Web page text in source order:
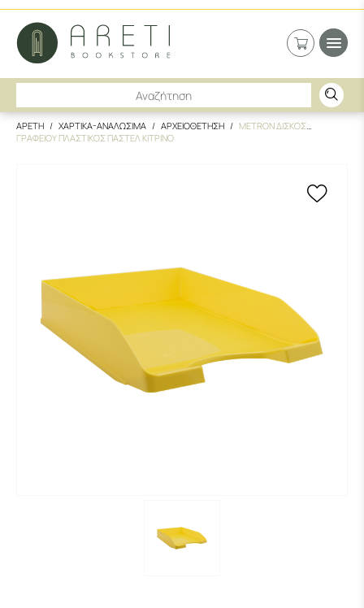
ΑΡΕΤΗ ΧΑΡΤΙΚΑ-ΑΝΑΛΩΣΙΜΑ ΑΡΧΕΙΟΘΕΤΗΣΗ
METRON ΔΙΣΚΟΣ
ΓΡΑΦΕΙΟΥ ΠΛΑΣΤΙΚΟΣ ΠΑΣΤΕΛ ΚΙΤΡΙΝΟ